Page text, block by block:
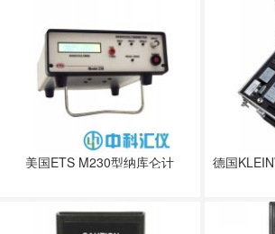
美国ETS M230型纳库仑计